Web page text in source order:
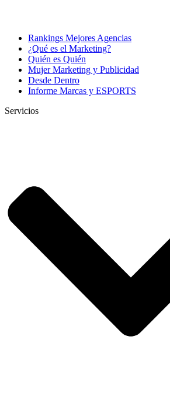
Rankings Mejores Agencias
¿Qué es el Marketing?
Quién es Quién
Mujer Marketing y Publicidad
Desde Dentro
Informe Marcas y ESPORTS
Servicios